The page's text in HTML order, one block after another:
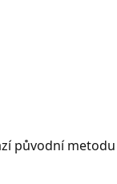
původní metodu